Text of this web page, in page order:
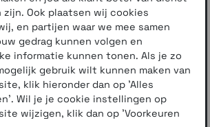
zijn. Ook plaatsen wij cookies
en partijen waar we mee samen
gedrag kunnen volgen en
informatie kunnen tonen. Als je zo
gebruik wilt kunnen maken van
klik hieronder dan op 'Alles
Wil je je cookie instellingen op
wijzigen, klik dan op 'Voorkeuren